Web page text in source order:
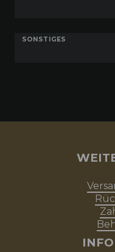
SONSTIGES